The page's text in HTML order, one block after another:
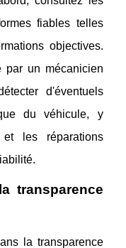
fiables telles
objectives.
par un mécanicien
d'éventuels
du véhicule, y
les réparations
transparence
la transparence